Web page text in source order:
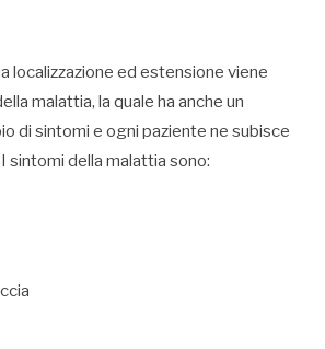
localizzazione ed estensione viene
malattia, la quale ha anche un
di sintomi e ogni paziente ne subisce
sintomi della malattia sono: